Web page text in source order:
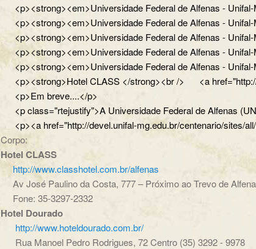
<p><strong><em>Universidade Federal de Alfenas -
<p><strong><em>Universidade Federal de Alfenas -
<p><strong><em>Universidade Federal de Alfenas -
<p><strong><em>Universidade Federal de Alfenas -
<p><strong><em>Universidade Federal de Alfenas -
<p><strong>Hotel CLASS </strong><br /> <a
<p>Em breve....</p>
<p class="rtejustify">A Universidade Federal de Alfenas
<p><a href="http://devel.unifal-mg.edu.br/centenario/sites/
Corpo:
Hotel CLASS
http://www.classhotel.com.br/alfenas
Av José Paulino da Costa, 777 – Próximo ao Trevo de
Fone: 35-3297-2332
Hotel Dourado
http://www.hoteldourado.com.br/
Rua Manoel Pedro Rodrigues, 72 Centro (35) 3292 - 9978